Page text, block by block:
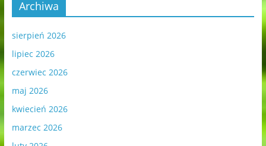
Archiwa
sierpień 2026
lipiec 2026
czerwiec 2026
maj 2026
kwiecień 2026
marzec 2026